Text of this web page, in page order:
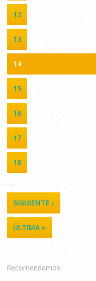
12
13
14
15
16
17
18
…
SIGUIENTE ›
ÚLTIMA »
Recomendamos